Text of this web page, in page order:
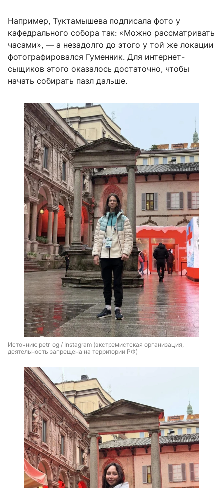
Например, Туктамышева подписала фото у
кафедрального собора так: «Можно рассматривать
часами», — а незадолго до этого у той же локации
фотографировался Гуменник. Для интернет-
сыщиков этого оказалось достаточно, чтобы
начать собирать пазл дальше.
Источник: petr_og / Instagram (экстремистская организация,
деятельность запрещена на территории РФ)